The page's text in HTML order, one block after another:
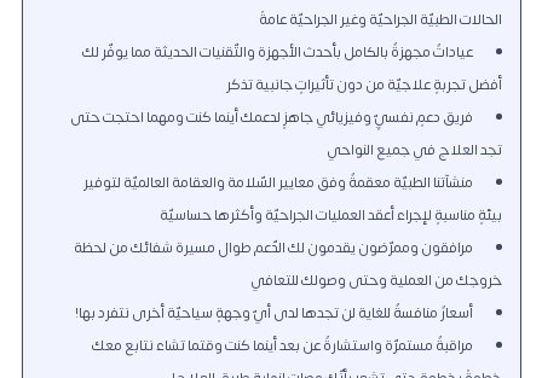
الحالات الطبيّة الجراحيّة وغير الجراحيّة عامةً
عياداتٌ مجهزةٌ بالكامل بأحدث الأجهزة والتّقنيات الحديثة مما يوفّر لك
أفضل تجربةٍ علاجيّة من دون تأثيراتٍ جانبية تذكر
فريق دعمٍ نفسيٍّ وفيزيائي جاهزٍ لدعمك أينما كنت ومهما احتجت حتى
تجد العلاج في جميع النواحي
منشآتنا الطبيّة معقمةٌ وفق معايير السّلامة والعقامة العالميّة لتوفير
بيئةٍ مناسبةٍ لإجراء أعقد العمليات الجراحيّة وأكثرها حساسيّة
مرافقون وممرّضون يقدمون لك الدّعم طوال مسيرة شفائك من لحظة
خروجك من العملية وحتى وصولك للتعافي
أسعارٌ منافسةٌ للغاية لن تجدها لدى أيّ وجهةٍ سياحيّة أخرى نتفرد بها!
مراقبةٌ مستمرّة واستشارةٌ عن بعد أينما كنت وقتما تشاء نتابع معك